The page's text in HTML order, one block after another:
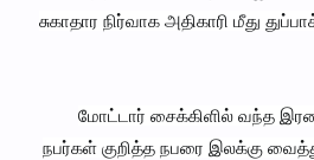
சுகாதார நிர்வாக அதிகாரி மீது
மோட்டார் சைக்கிளில் வந்த
நபர்கள் குறித்த நபரை இலக்கு